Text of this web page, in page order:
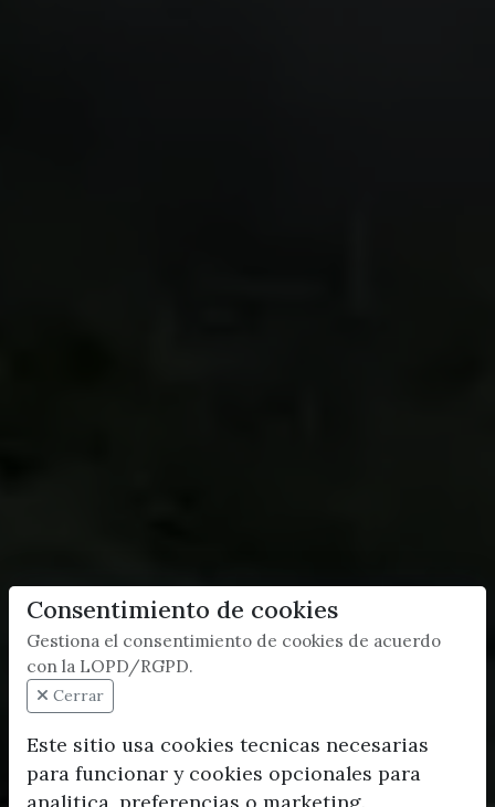
Consentimiento de cookies
Gestiona el consentimiento de cookies de acuerdo
con la LOPD/RGPD.
Cerrar
Este sitio usa cookies tecnicas necesarias
para funcionar y cookies opcionales para